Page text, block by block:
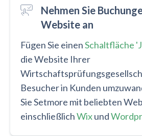
Nehmen Sie
Website an
Fügen Sie einenSchaltfläche
die Website Ihrer
Besucher in Kunden
Sie Setmore mit beliebten
einschließlichWixund